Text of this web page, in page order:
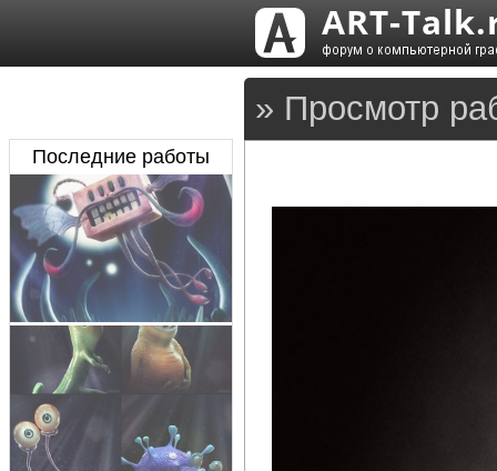
» Просмотр
Последние работы